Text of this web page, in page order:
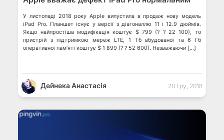
У листопаді 2018 року Apple випустила в продаж нову модель
iPad Pro. Планшет існує у версії з діагоналлю 11 і 12.9 дюймів.
Якщо найпростіша модифікація коштує $ 799 (? ? 22 100), то
пристрій з підтримкою мереж LTE, 1 Тб вбудованої та 6 Гб
оперативної пам’яті коштує $ 1 899 (? ? 52 600). Незважаючи […]
Дейнека Анастасiя 20 Гру, 2018